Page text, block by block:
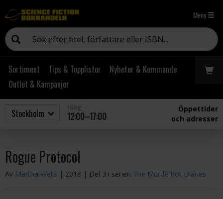
Meny
Sortiment Tips & Topplistor
Nyheter & Kommande
Outlet & Kampanjer
12:00–17:00
Öppettider
och adresser
Rogue Protocol
Av Martha Wells | 2018 | Del 3 i serien The Murderbot Diaries